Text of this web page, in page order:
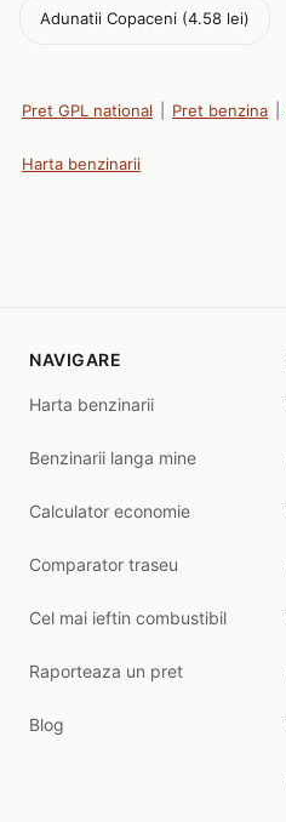
Adunatii Copaceni (4.58 lei)
Pret GPL national Pret benzina
Harta benzinarii
NAVIGARE
Harta benzinarii
Benzinarii langa mine
Calculator economie
Comparator traseu
Cel mai ieftin combustibil
Raporteaza un pret
Blog